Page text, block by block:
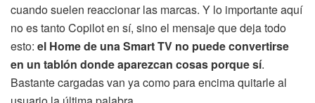
cuando suelen reaccionar las marcas. Y lo importante aquí
no es tanto Copilot en sí, sino el mensaje que deja todo
esto: el Home de una Smart TV no puede convertirse
en un tablón donde aparezcan cosas porque sí.
Bastante cargadas van ya como para encima quitarle al